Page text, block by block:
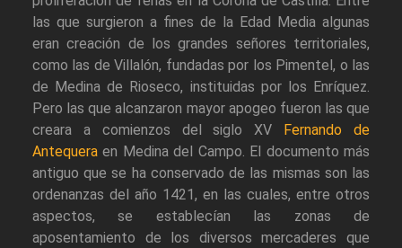
las que surgieron a fines de la Edad Media algunas
eran creación de los grandes señores territoriales,
como las de Villalón, fundadas por los Pimentel, o las
de Medina de Rioseco, instituidas por los Enríquez.
Pero las que alcanzaron mayor apogeo fueron las que
creara a comienzos del siglo XV
Fernando de
Antequera en Medina del Campo. El documento más
antiguo que se ha conservado de las mismas son las
ordenanzas del año 1421, en las cuales, entre otros
aspectos, se establecían las zonas de
aposentamiento de los diversos mercaderes que